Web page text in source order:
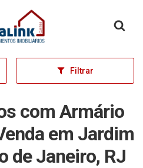
inicial
Filtrar
com Armário
em Jardim
de Janeiro, RJ